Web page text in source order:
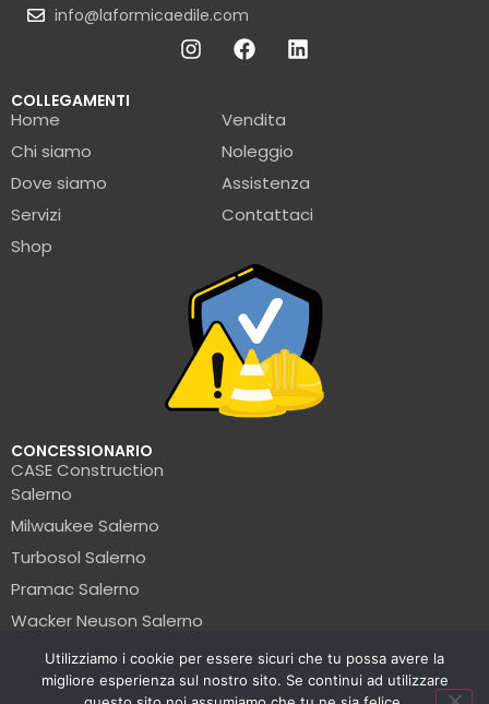
info@laformicaedile.com
COLLEGAMENTI
Home
Chi siamo
Dove siamo
Servizi
Shop
Vendita
Noleggio
Assistenza
Contattaci
CONCESSIONARIO
CASE Construction
Salerno
Milwaukee Salerno
Turbosol Salerno
Pramac Salerno
Wacker Neuson Salerno
Clark Salerno
© La Formica Edile | P.IVA: 05456560654 | 2025
Utilizziamo i cookie per essere sicuri che tu possa avere la
migliore esperienza sul nostro sito. Se continui ad utilizzare